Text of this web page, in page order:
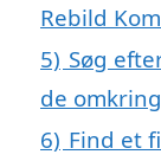
Rebild
5) Søg
de
6) Find et